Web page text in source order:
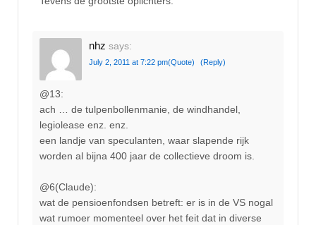
nhz says:
July 2, 2011 at 7:22 pm(Quote) (Reply)
@13:
ach … de tulpenbollenmanie, de windhandel,
legiolease enz. enz.
een landje van speculanten, waar slapende rijk
worden al bijna 400 jaar de collectieve droom is.
@6(Claude):
wat de pensioenfondsen betreft: er is in de VS nogal
wat rumoer momenteel over het feit dat in diverse